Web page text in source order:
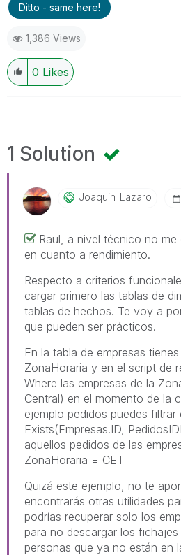
Ditto - same here!
1,386 Views
0 Likes
1 Solution
Joaquin_Lazaro
Raul, a nivel técnico no
en cuanto a rendimiento.
Respecto a criterios
cargar primero las tablas de
tablas de hechos. Te voy a
que pueden ser prácticos.
En la tabla de empresas
ZonaHoraria y en el script de
Where las empresas de la
Central) en el momento de la
ejemplo pedidos puedes filtrar
Exists(Empresas.ID,
aquellos pedidos de las
ZonaHoraria = CET
Quizá este ejemplo, no te
encontrarás otras utilidades
podrías recuperar solo los
para no descargar los
personas que ya no están en